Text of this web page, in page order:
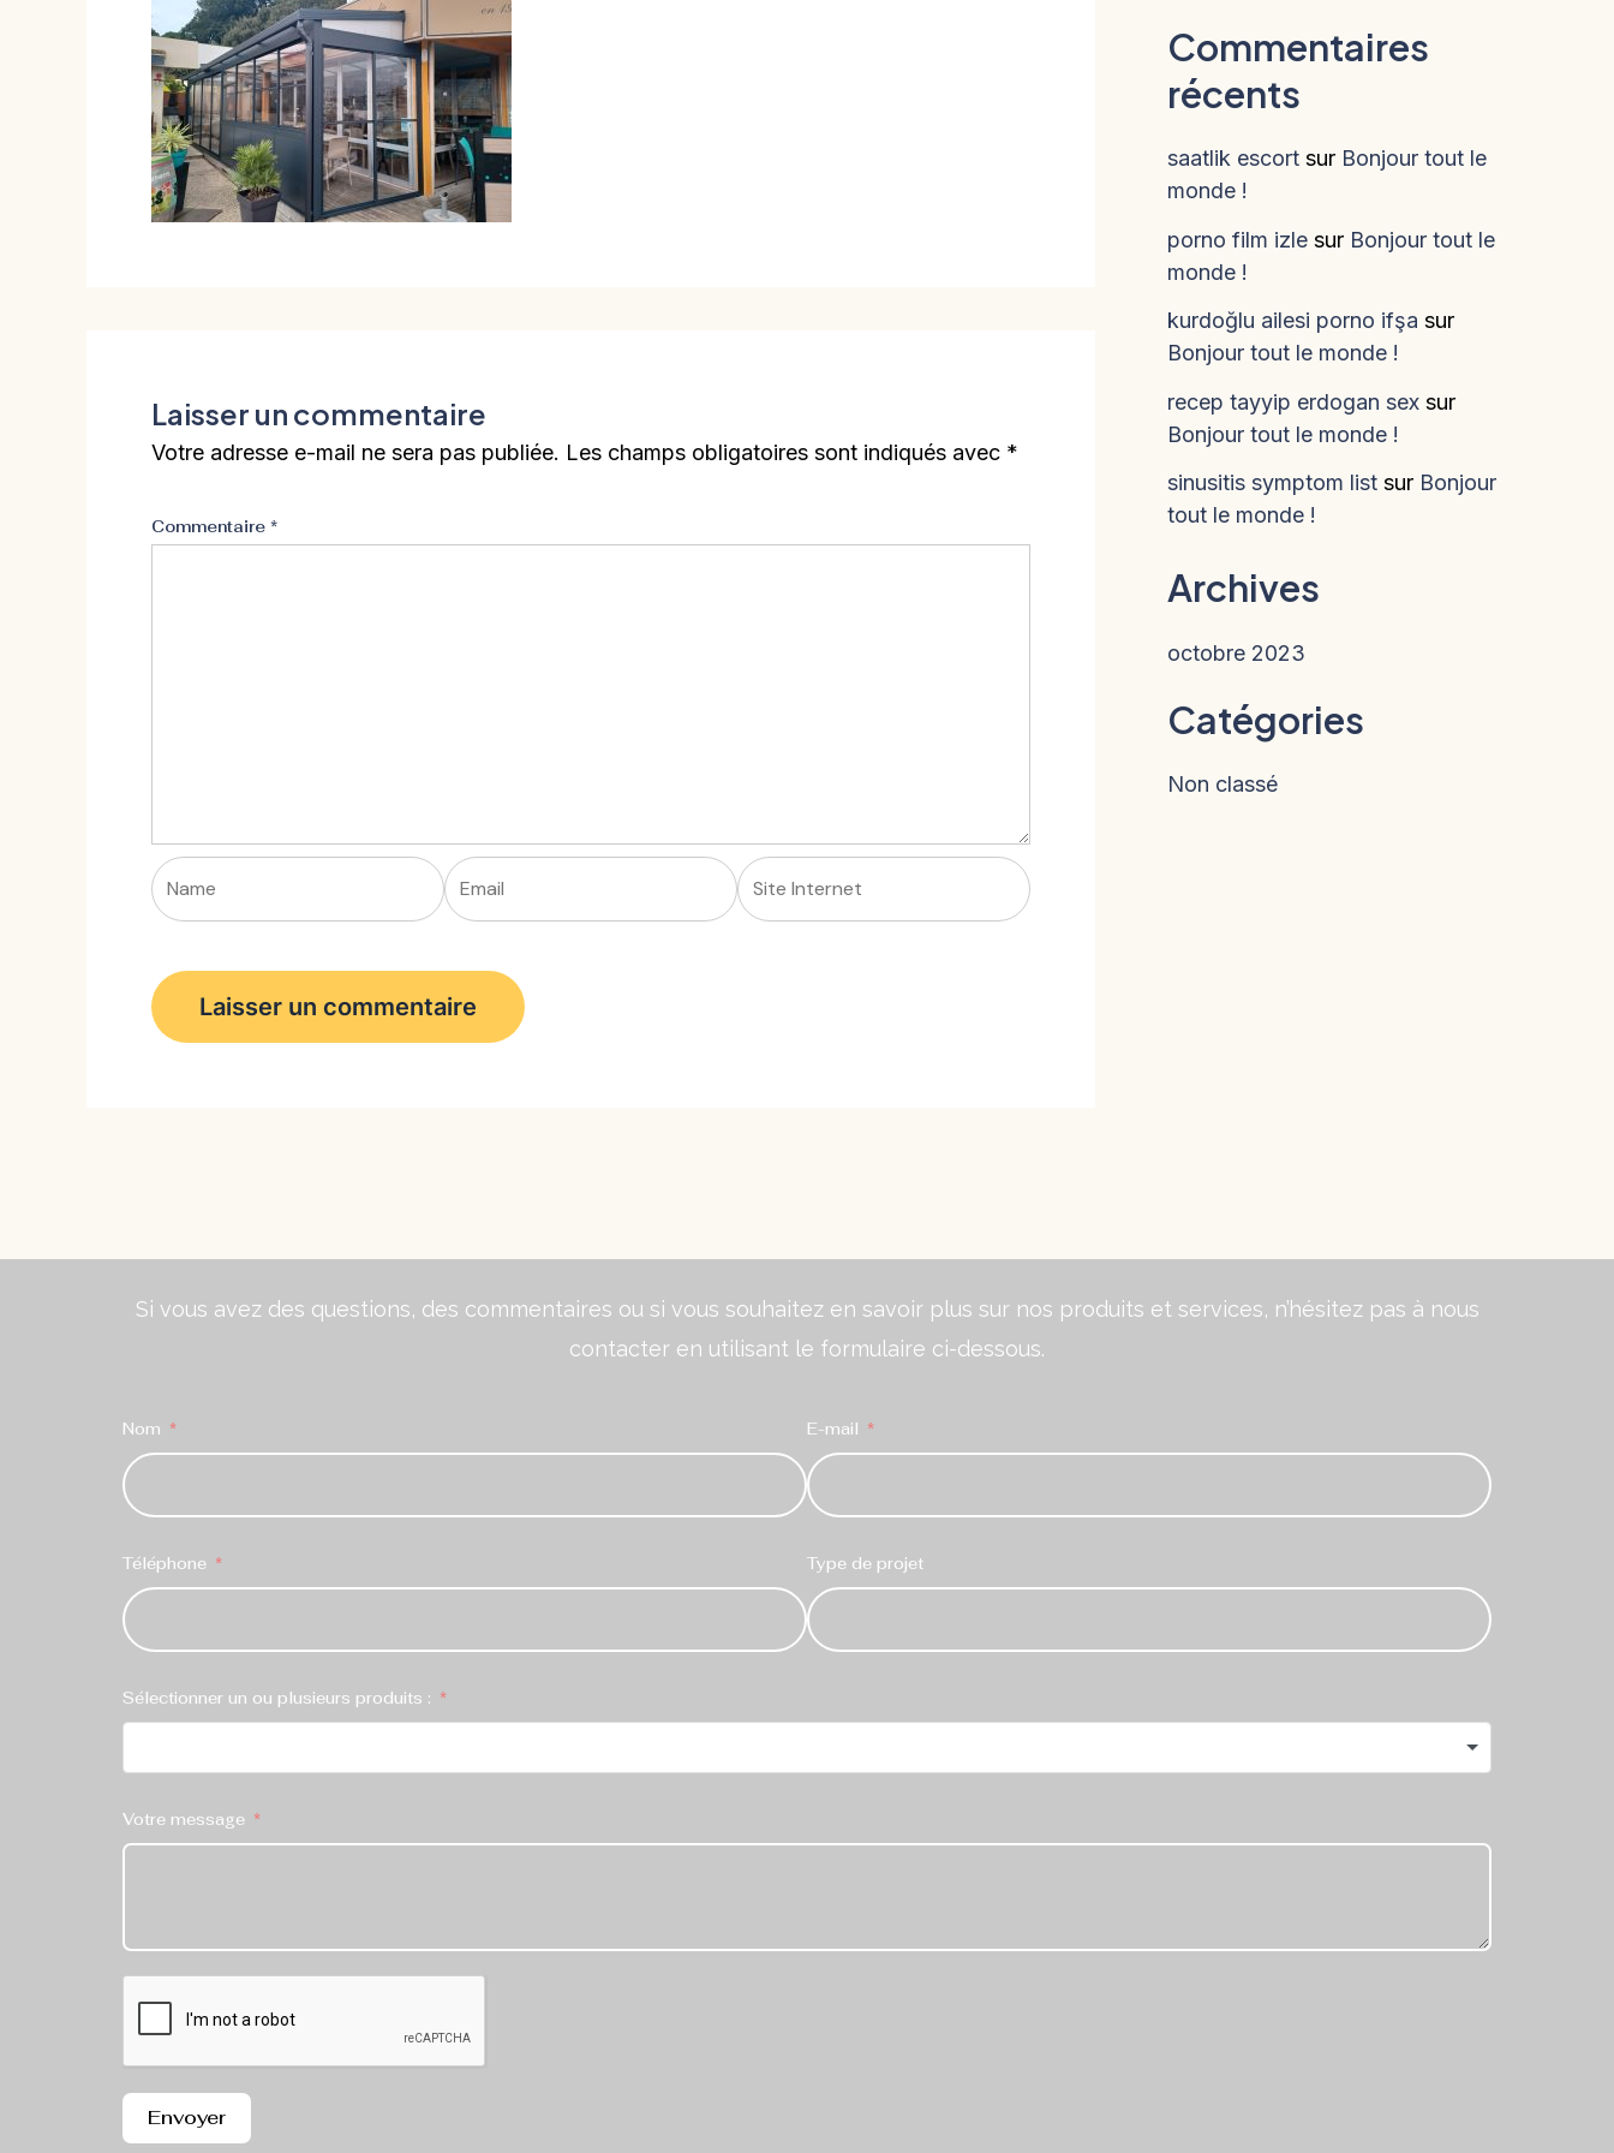
Laisser un commentaire
Votre adresse e-mail ne sera pas publiée. Les champs obligatoires sont indiqués avec *
Commentaire *
Name Email
Site
Internet
Commentaires
récents
saatlik escort sur Bonjour tout le
monde !
porno film izle sur Bonjour tout le
monde !
kurdoğlu ailesi porno ifşa sur
Bonjour tout le monde !
recep tayyip erdogan sex sur
Bonjour tout le monde !
sinusitis symptom list sur Bonjour
tout le monde !
Archives
octobre 2023
Catégories
Non classé
Si vous avez des questions, des commentaires ou si vous souhaitez en savoir plus sur nos produits et services, n’hésitez pas à nous
contacter en utilisant le formulaire ci-dessous.
Nom E-mail
Téléphone Type de projet
Sélectionner un ou plusieurs produits :
Votre message
Envoyer